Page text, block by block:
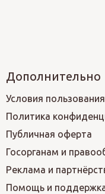
Дополнительно
Условия пользования
Политика
Публичная оферта
Госорганам и
Реклама и
Помощь и